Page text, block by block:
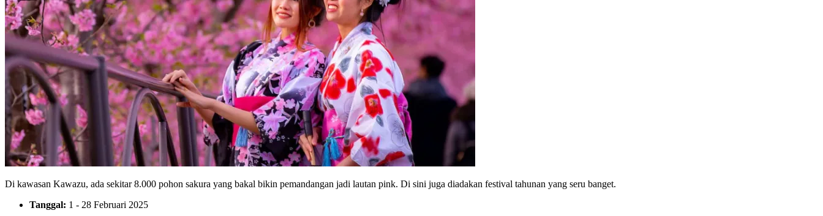
Di kawasan Kawazu, ada sekitar 8.000 pohon sakura yang bakal bikin pemandangan jadi lautan pink. Di sini juga diadakan festival tahunan yang seru banget.
Tanggal: 1 - 28 Februari 2025